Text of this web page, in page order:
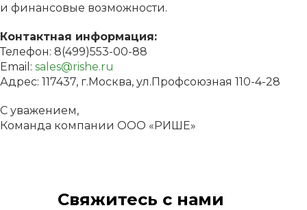
и финансовые возможности.
Контактная информация:
Телефон: 8(499)553-00-88
Email: sales@rishe.ru
Адрес: 117437, г.Москва, ул.Профсоюзная 110-4-28
С уважением,
Команда компании ООО «РИШЕ»
Свяжитесь с нами